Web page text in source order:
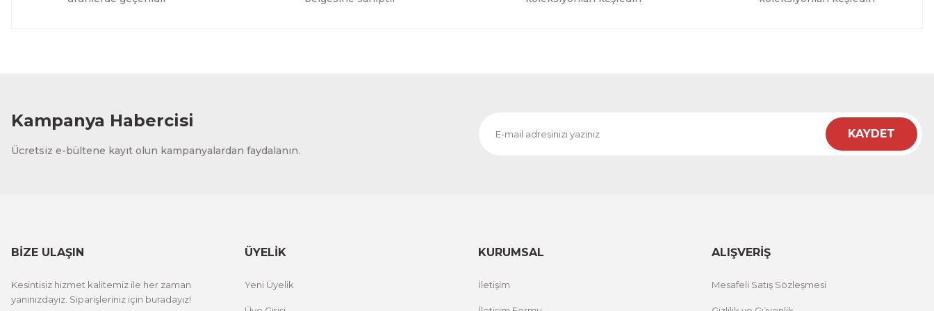
Kampanya Habercisi
Ücretsiz e-bültene kayıt olun kampanyalardan faydalanın.
KAYDET
BİZE ULAŞIN
Kesintisiz hizmet kalitemiz ile her zaman
yanınızdayız. Siparişleriniz için buradayız!
ÜYELİK
Yeni Üyelik
KURUMSAL
İletişim
ALIŞVERİŞ
Mesafeli Satış Sözleşmesi